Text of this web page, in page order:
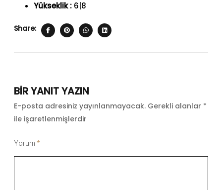
Yükseklik : 6|8
Share:
BIR YANIT YAZIN
E-posta adresiniz yayınlanmayacak. Gerekli alanlar *
ile işaretlenmişlerdir
Yorum*